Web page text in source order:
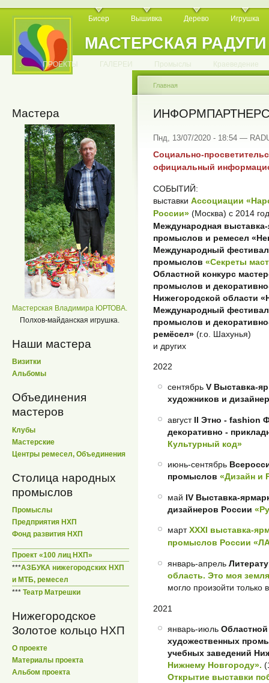
МАСТЕРСКАЯ РАДУГИ
Бисер Вышивка Дерево Игрушка
. . . . . . . . . . .
. ПРОЕКТЫ ГАЛЕРЕИ Промыслы Краеведение
Мастера
Мастерская Владимира ЮРТОВА.
Полхов-майданская игрушка.
Наши мастера
Визитки
Альбомы
Объединения
мастеров
Клубы
Мастерские
Центры ремесел, Объединения
Столица народных
промыслов
Промыслы
Предприятия НХП
Фонд развития НХП
Проект «100 лиц НХП»
***АЗБУКА нижегородских НХП
и МТБ, ремесел
*** Театр Матрешки
Нижегородское
Золотое кольцо НХП
О проекте
Материалы проекта
Альбом проекта
Главная
Пнд, 13/07/2020 - 18:54 —
Социально-
официальный
СОБЫТИЙ:
выставки Ассоциации
России» (Москва) с 2014
Международная
промыслов и ремесел
Международный
промыслов «Секреты
Областной конкурс
промыслов и
Нижегородской области
Международный
промыслов и
ремёсел» (г.о. Шахунья)
и других
2022
сентябрь V Выставка-
художников и
август II Этно - fashion
декоративно -
Культурный код»
июнь-сентябрь
промыслов «Дизайн и
май IV Выставка-
дизайнеров России
мартXXXI выставка-
промыслов России
январь-апрель
область. Это моя
могло произойти только
2021
январь-июль
художественных
учебных заведений
Нижнему Новгороду».
Открытие выставки